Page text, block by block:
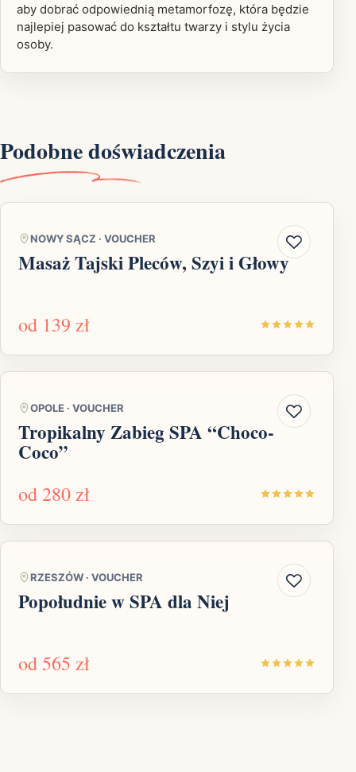
aby dobrać odpowiednią metamorfozę, która będzie
najlepiej pasować do kształtu twarzy i stylu życia
osoby.
Podobne doświadczenia
NOWY SĄCZ · VOUCHER
Masaż Tajski Pleców, Szyi i Głowy
od 139 zł
OPOLE · VOUCHER
Tropikalny Zabieg SPA “Choco-
Coco”
od 280 zł
RZESZÓW · VOUCHER
Popołudnie w SPA dla Niej
od 565 zł